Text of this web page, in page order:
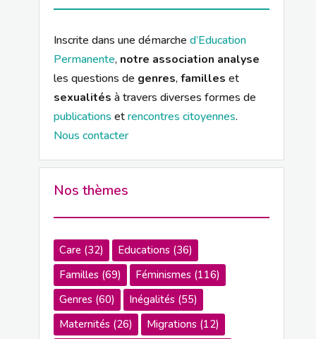
Inscrite dans une démarche d’Education
Permanente, notre association analyse
les questions de genres,familles et
sexualités à travers diverses formes de
publications etrencontres citoyennes.
Nous contacter
Nos thèmes
Care(32) Educations(36)
Familles(69) Féminismes(116)
Genres(60) Inégalités(55)
Maternités(26) Migrations(12)